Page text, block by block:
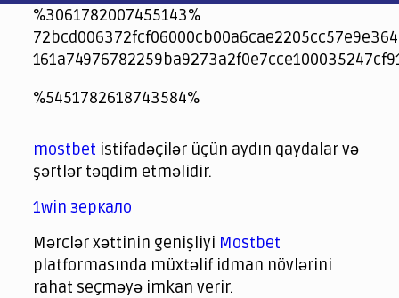
%3061782007455143%
jeetcity
1xbet
jeet city casino
%5451782618743584%
spintiger
Avabet
Spinrise
Crown Green
Crowngreen casino login
슈가 러쉬1000 슬롯
crazy time casino online
1xcasinozambia.com
codingworldnews.com
parimatch.kr
winorio
winorio casino
winorio
mostbet istifadəçilər üçün aydın qaydalar və
şərtlər təqdim etməlidir.
1win зеркало
Mərclər xəttinin genişliyi Mostbet
platformasında müxtəlif idman növlərini
rahat seçməyə imkan verir.